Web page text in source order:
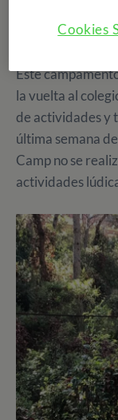
Este
la vuelta al
de actividades y
última semana
Camp no se
actividades
Cookies